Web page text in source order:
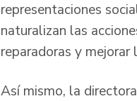
representaciones
naturalizan las
reparadoras y mejorar
Así mismo, la